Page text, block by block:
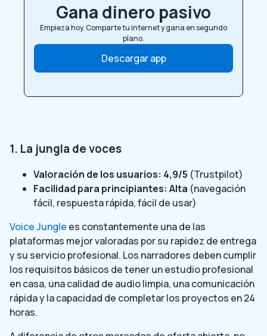
Gana dinero pasivo
Empieza hoy. Comparte tu internet y gana en segundo
plano.
Descargar app
1. La jungla de voces
Valoración de los usuarios: 4,9/5 (Trustpilot)
Facilidad para principiantes: Alta (navegación
fácil, respuesta rápida, fácil de usar)
Voice Jungle es constantemente una de las
plataformas mejor valoradas por su rapidez de entrega
y su servicio profesional. Los narradores deben cumplir
los requisitos básicos de tener un estudio profesional
en casa, una calidad de audio limpia, una comunicación
rápida y la capacidad de completar los proyectos en 24
horas.